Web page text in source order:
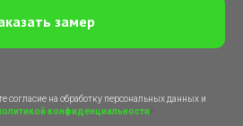
замер
согласие на обработку персональных данных и
конфиденциальности